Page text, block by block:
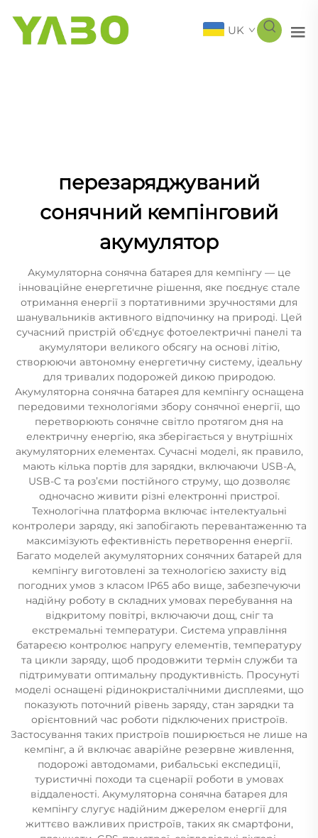
UK
перезаряджуваний
сонячний кемпінговий
акумулятор
Акумуляторна сонячна батарея для кемпінгу — це
інноваційне енергетичне рішення, яке поєднує стале
отримання енергії з портативними зручностями для
шанувальників активного відпочинку на природі. Цей
сучасний пристрій об'єднує фотоелектричні панелі та
акумулятори великого обсягу на основі літію,
створюючи автономну енергетичну систему, ідеальну
для тривалих подорожей дикою природою.
Акумуляторна сонячна батарея для кемпінгу оснащена
передовими технологіями збору сонячної енергії, що
перетворюють сонячне світло протягом дня на
електричну енергію, яка зберігається у внутрішніх
акумуляторних елементах. Сучасні моделі, як правило,
мають кілька портів для зарядки, включаючи USB-A,
USB-C та роз’єми постійного струму, що дозволяє
одночасно живити різні електронні пристрої.
Технологічна платформа включає інтелектуальні
контролери заряду, які запобігають перевантаженню та
максимізують ефективність перетворення енергії.
Багато моделей акумуляторних сонячних батарей для
кемпінгу виготовлені за технологією захисту від
погодних умов з класом IP65 або вище, забезпечуючи
надійну роботу в складних умовах перебування на
відкритому повітрі, включаючи дощ, сніг та
екстремальні температури. Система управління
батареєю контролює напругу елементів, температуру
та цикли заряду, щоб продовжити термін служби та
підтримувати оптимальну продуктивність. Просунуті
моделі оснащені рідинокристалічними дисплеями, що
показують поточний рівень заряду, стан зарядки та
орієнтовний час роботи підключених пристроїв.
Застосування таких пристроїв поширюється не лише на
кемпінг, а й включає аварійне резервне живлення,
подорожі автодомами, рибальські експедиції,
туристичні походи та сценарії роботи в умовах
віддаленості. Акумуляторна сонячна батарея для
кемпінгу слугує надійним джерелом енергії для
життєво важливих пристроїв, таких як смартфони,